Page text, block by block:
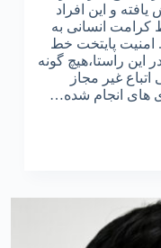
و این افراد
کرامت انسانی به
امنیت پایتخت خط
راستا،هیچ‌ گونه
غیر مجاز
های انجام‌ شده…